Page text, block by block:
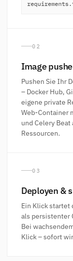
02
Image
Pushen Sie Ihr
– Docker Hub,
eigene private
Web-Container
und Celery
Ressourcen.
03
Deployen &
Ein Klick startet
als persistenter
Bei
Klick – sofort